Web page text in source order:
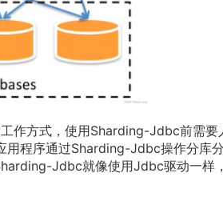
作方式，使用Sharding-Jdbc前需要
程序通过Sharding-Jdbc操作分库
Jdbc就像使用Jdbc驱动一样